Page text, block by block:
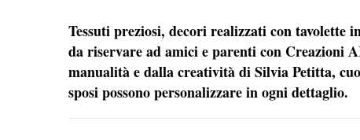
Tessuti preziosi, decori realizzati con
da riservare ad amici e parenti con Creazioni
manualità e dalla creatività di Silvia Petitta,
sposi possono personalizzare in ogni dettaglio.